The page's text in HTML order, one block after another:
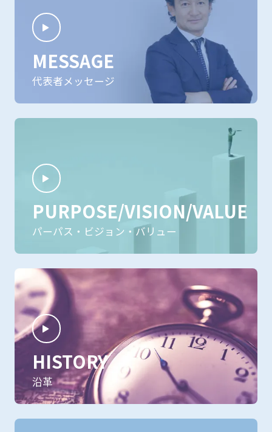
PURPOSE/VISION/VALUE
パーパス・ビジョン・バリュー
MESSAGE
代表者メッセージ
HISTORY
沿革